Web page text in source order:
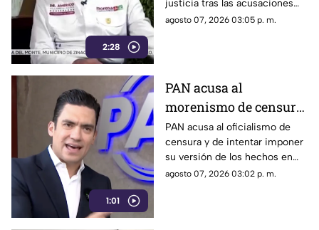
2:28
justicia tras las acusaciones
contra exfuncionarios de
agosto 07, 2026 03:05 p. m.
1:01
PAN acusa al
morenismo de censura
y de imponer narrativa
en el debate público
PAN acusa al oficialismo de
censura y de intentar imponer
su versión de los hechos en
medio del debate político
agosto 07, 2026 03:02 p. m.